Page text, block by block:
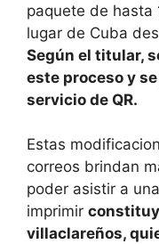
paquete de hasta
lugar de Cuba
Según el titular,
este proceso y
servicio de QR.
Estas
correos brindan
poder asistir a
imprimir
villaclareños,